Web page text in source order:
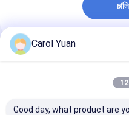
প্রস্তাবিত পণ্য
Carol Yuan
Good day, what product are